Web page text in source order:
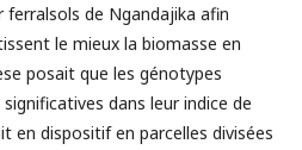
de Ngandajika afin
le mieux la biomasse en
posait que les génotypes
dans leur indice de
en dispositif en parcelles divisées